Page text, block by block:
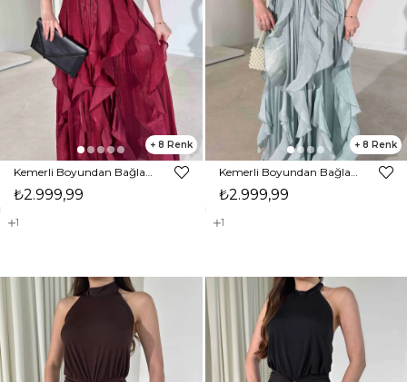
8
Kemerli Boyundan Bağlamalı Maxi Bordo Preston Kadın Elbise 26Y211
₺2.999,99
1
8
Kemerli Boyundan Bağlamalı Maxi Mint Preston Kadın Elbise 26Y211
₺2.999,99
1